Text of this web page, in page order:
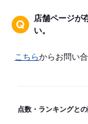
店舗ページが
い。
こちらからお問い
点数・ランキングと